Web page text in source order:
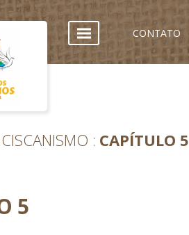
CONTATO
CAPÍTULO 5
5